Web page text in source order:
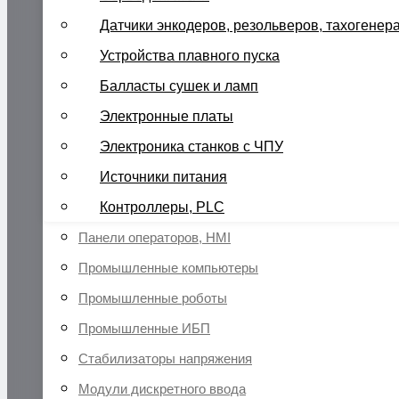
Датчики энкодеров, резольверов,
Устройства плавного пуска
Балласты сушек и ламп
Электронные платы
Электроника станков с ЧПУ
Источники питания
Контроллеры, PLC
Панели операторов, HMI
Промышленные компьютеры
Промышленные роботы
Промышленные ИБП
Стабилизаторы напряжения
Модули дискретного ввода